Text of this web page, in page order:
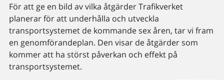
För att ge en bild av vilka åtgärder Trafikverket
planerar för att underhålla och utveckla
transportsystemet de kommande sex åren, tar vi fram
en genomförandeplan. Den visar de åtgärder som
kommer att ha störst påverkan och effekt på
transportsystemet.